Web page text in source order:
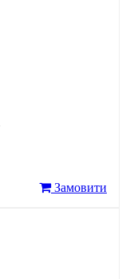
Замовити